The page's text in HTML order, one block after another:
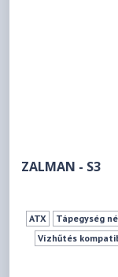
ZALMAN - S3
ATX Tápegység
Vízhűtés